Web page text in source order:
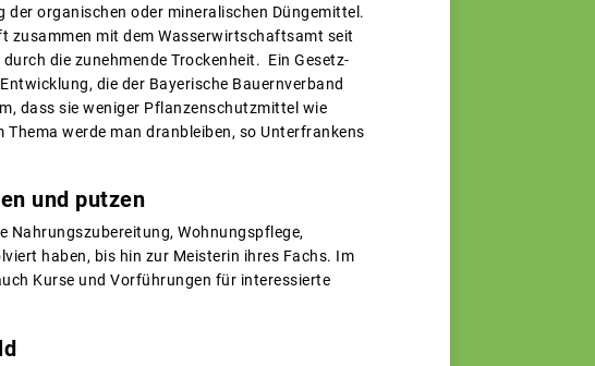
organischen oder mineralischen Düngemittel.
zusammen mit dem Wasserwirtschaftsamt seit
die zunehmende Trockenheit. Ein Gesetz-
die der Bayerische Bauernverband
dass sie weniger Pflanzenschutzmittel wie
werde man dranbleiben, so Unterfrankens
und putzen
Wohnungspflege,
haben, bis hin zur Meisterin ihres Fachs. Im
Kurse und Vorführungen für interessierte